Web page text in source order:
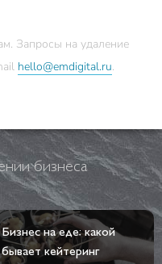
Запросы на удаление
hello@emdigital.ru.
бизнеса
Бизнес на еде: какой
бывает кейтеринг